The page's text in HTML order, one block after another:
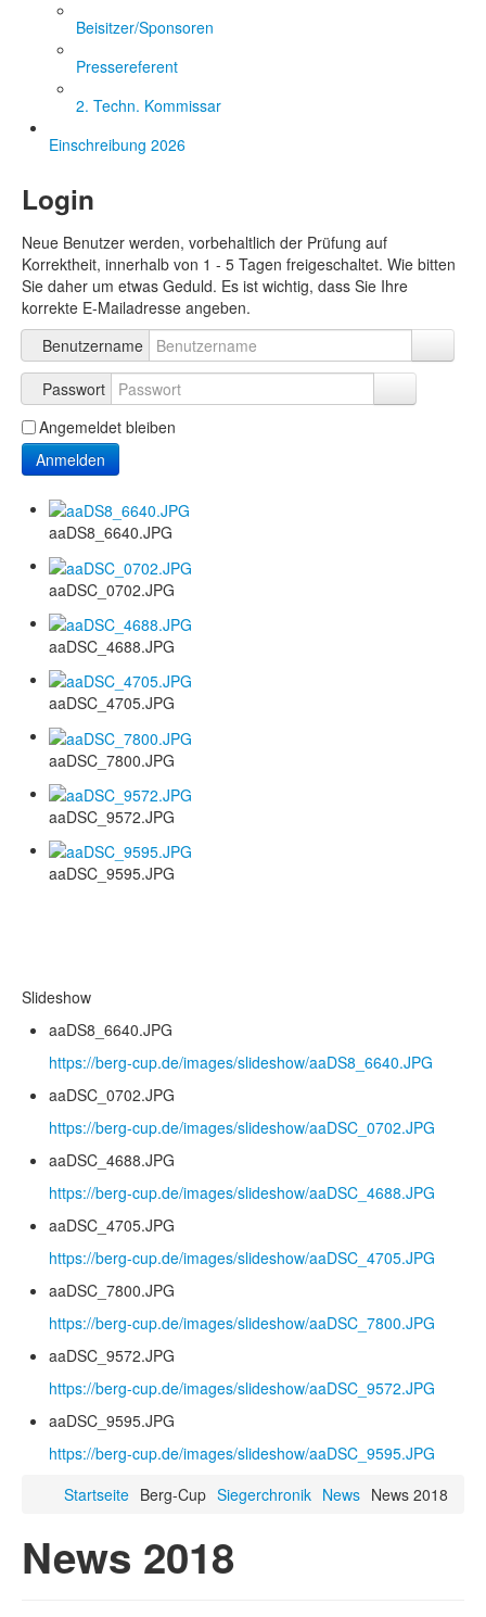
Beisitzer/Sponsoren
Pressereferent
2. Techn. Kommissar
Einschreibung 2026
Login
Neue Benutzer werden, vorbehaltlich der Prüfung auf
Korrektheit, innerhalb von 1 - 5 Tagen freigeschaltet. Wie bitten
Sie daher um etwas Geduld. Es ist wichtig, dass Sie Ihre
korrekte E-Mailadresse angeben.
Benutzername
Passwort
Angemeldet bleiben
Anmelden
aaDS8_6640.JPG
aaDSC_0702.JPG
aaDSC_4688.JPG
aaDSC_4705.JPG
aaDSC_7800.JPG
aaDSC_9572.JPG
aaDSC_9595.JPG
Slideshow
aaDS8_6640.JPG
https://berg-cup.de/images/slideshow/aaDS8_6640.JPG
aaDSC_0702.JPG
https://berg-cup.de/images/slideshow/aaDSC_0702.JPG
aaDSC_4688.JPG
https://berg-cup.de/images/slideshow/aaDSC_4688.JPG
aaDSC_4705.JPG
https://berg-cup.de/images/slideshow/aaDSC_4705.JPG
aaDSC_7800.JPG
https://berg-cup.de/images/slideshow/aaDSC_7800.JPG
aaDSC_9572.JPG
https://berg-cup.de/images/slideshow/aaDSC_9572.JPG
aaDSC_9595.JPG
https://berg-cup.de/images/slideshow/aaDSC_9595.JPG
Startseite Berg-Cup Siegerchronik News News 2018
News 2018